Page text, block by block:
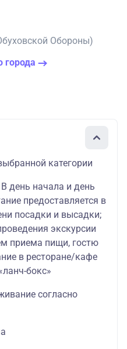
Обороны)
города
категории
день начала и день
предоставляется в
посадки и высадки;
экскурсии
приема пищи, гостю
в ресторане/кафе
бокс»
согласно